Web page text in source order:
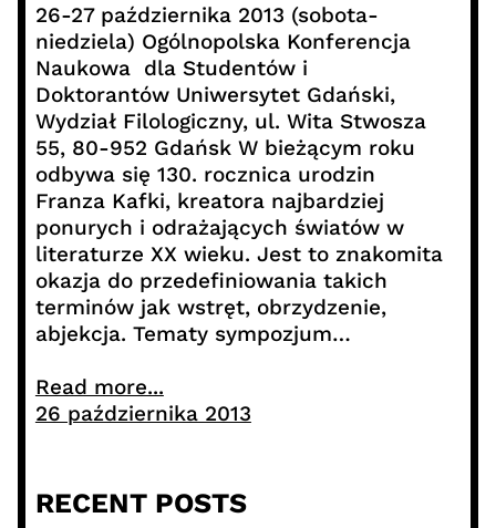
26-27 października 2013 (sobota-
niedziela) Ogólnopolska Konferencja
Naukowa dla Studentów i
Doktorantów Uniwersytet Gdański,
Wydział Filologiczny, ul. Wita Stwosza
55, 80-952 Gdańsk W bieżącym roku
odbywa się 130. rocznica urodzin
Franza Kafki, kreatora najbardziej
ponurych i odrażających światów w
literaturze XX wieku. Jest to znakomita
okazja do przedefiniowania takich
terminów jak wstręt, obrzydzenie,
abjekcja. Tematy sympozjum…
Read more...
26 października 2013
RECENT POSTS